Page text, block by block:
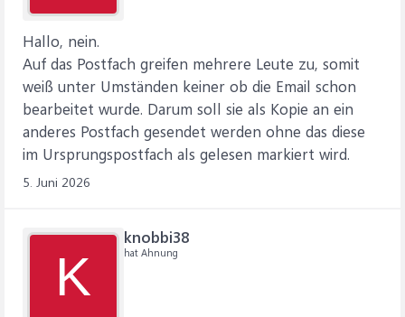
Hallo, nein.
Auf das Postfach greifen mehrere Leute zu, somit
weiß unter Umständen keiner ob die Email schon
bearbeitet wurde. Darum soll sie als Kopie an ein
anderes Postfach gesendet werden ohne das diese
im Ursprungspostfach als gelesen markiert wird.
5. Juni 2026
K
knobbi38
hat Ahnung